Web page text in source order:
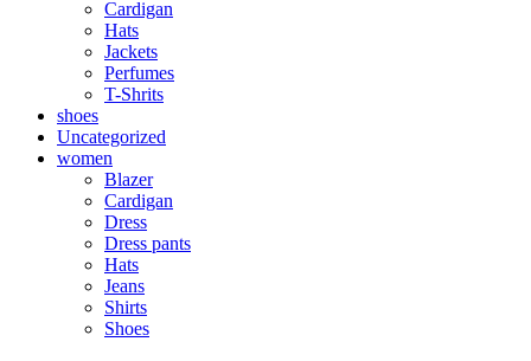
Cardigan
Hats
Jackets
Perfumes
T-Shrits
shoes
Uncategorized
women
Blazer
Cardigan
Dress
Dress pants
Hats
Jeans
Shirts
Shoes